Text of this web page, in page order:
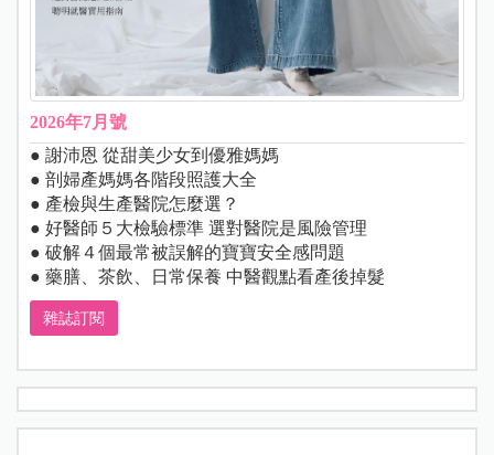
2026年7月號
● 謝沛恩 從甜美少女到優雅媽媽
● 剖婦產媽媽各階段照護大全
● 產檢與生產醫院怎麼選？
● 好醫師５大檢驗標準 選對醫院是風險管理
● 破解４個最常被誤解的寶寶安全感問題
● 藥膳、茶飲、日常保養 中醫觀點看產後掉髮
雜誌訂閱